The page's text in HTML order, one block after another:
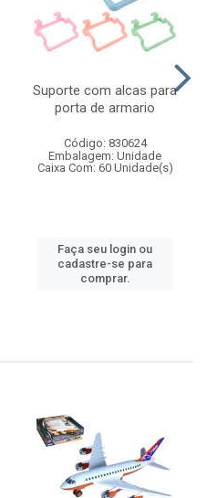
Suporte com alcas para
porta de armario
Código: 830624
Embalagem: Unidade
Caixa Com: 60 Unidade(s)
Faça seu login ou
cadastre-se para
comprar.